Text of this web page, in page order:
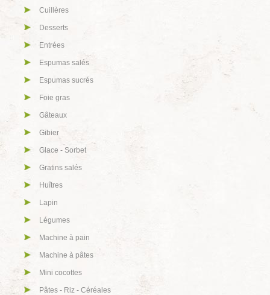
Cuillères
Desserts
Entrées
Espumas salés
Espumas sucrés
Foie gras
Gâteaux
Gibier
Glace - Sorbet
Gratins salés
Huîtres
Lapin
Légumes
Machine à pain
Machine à pâtes
Mini cocottes
Pâtes - Riz - Céréales